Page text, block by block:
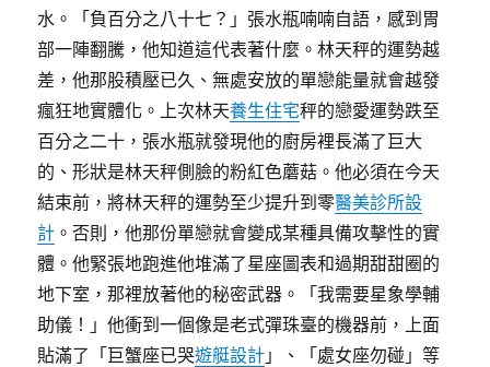
水。「負百分之八十七？」張水瓶喃喃自語，感到胃
部一陣翻騰，他知道這代表著什麼。林天秤的運勢越
差，他那股積壓已久、無處安放的單戀能量就會越發
瘋狂地實體化。上次林天養生住宅秤的戀愛運勢跌至
百分之二十，張水瓶就發現他的廚房裡長滿了巨大
的、形狀是林天秤側臉的粉紅色蘑菇。他必須在今天
結束前，將林天秤的運勢至少提升到零醫美診所設
計 。否則，他那份單戀就會變成某種具備攻擊性的實
體。他緊張地跑進他堆滿了星座圖表和過期甜甜圈的
地下室，那裡放著他的秘密武器。「我需要星象學輔
助儀！」他衝到一個像是老式彈珠臺的機器前，上面
貼滿了「巨蟹座已哭遊艇設計 」、「處女座勿碰」等